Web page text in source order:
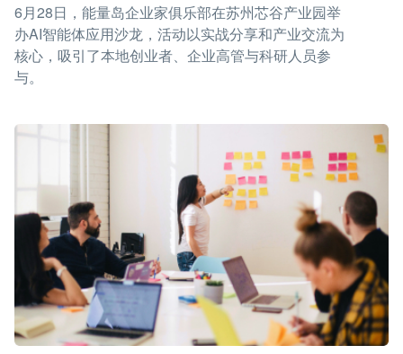
6月28日，能量岛企业家俱乐部在苏州芯谷产业园举
办AI智能体应用沙龙，活动以实战分享和产业交流为
核心，吸引了本地创业者、企业高管与科研人员参
与。